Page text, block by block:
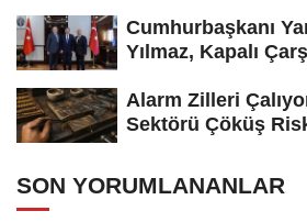
Cumhurbaşkanı
Yılmaz, Kapalı
Alarm Zilleri
Sektörü Çöküş
SON YORUMLANANLAR